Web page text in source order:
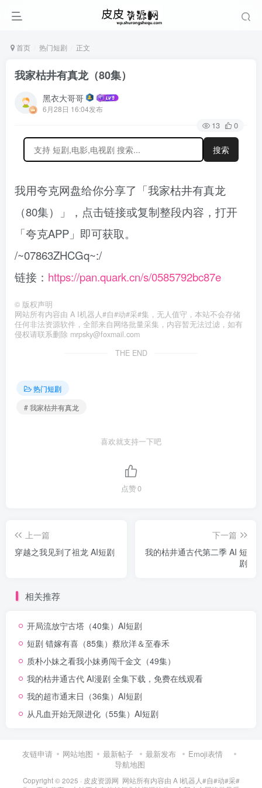
首页 热门短剧 正文
我家枯井有真龙（80集）
黑衣大哥哥
6月28日 16:04发布
13 0
搜索
我用夸克网盘给你分享了「我家枯井有真龙
（80集）」，点击链接或复制整段内容，打开
「夸克APP」即可获取。
/~07863ZHCGq~:/
链接： https://pan.quark.cn/s/0585792bc87e
© 版权声明
网站所有内容由 A I机器人#自#动#采#集，无人值守，本站不会存储
任何非法资源软件，全部来自网络批量采集，内容暂无法过滤，如有
侵权请联系删除 mrpsky@foxmail.com
THE END
热门短剧
# 我家枯井有真龙
喜欢就支持一下吧
点赞0
上一篇
穿越之我见到了祖龙 AI短剧
下一篇
我的枯井通古代第二季 AI 短
剧
相关推荐
开局流放宁古塔（40集）AI短剧
短剧 错嫁有喜（85集）蔡欣洋＆至春禾
质朴小妹之看我小妹勇闯千金文（49集）
我的枯井通古代 AI漫剧 全集下载，免费在线观看
我的超市通末日（36集）AI短剧
从凡血开始无限进化（55集）AI短剧
友链申请 网站地图 最新帖子 最新发布
Emoji表情
导航地图
Copyright © 2025 · 皮皮资源网 网站所有内容由 A I机器人#自#动#采#